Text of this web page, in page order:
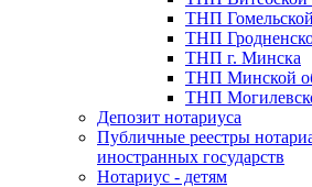
ТНП
ТНП
ТНП г. Минска
ТНП Минской
ТНП
Депозит нотариуса
Публичные реестры
иностранных государств
Нотариус - детям